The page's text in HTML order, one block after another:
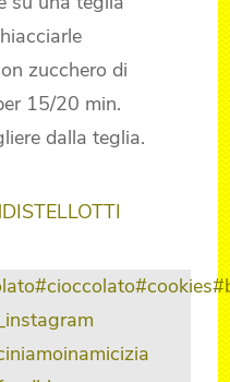
zucchero di
15/20 min.
dalla teglia.
#cioccolato#cookies